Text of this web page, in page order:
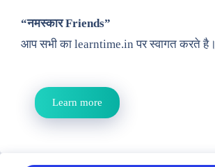
“नमस्कार Friends”
आप सभी का learntime.in पर स्वागत करते है।
Learn more